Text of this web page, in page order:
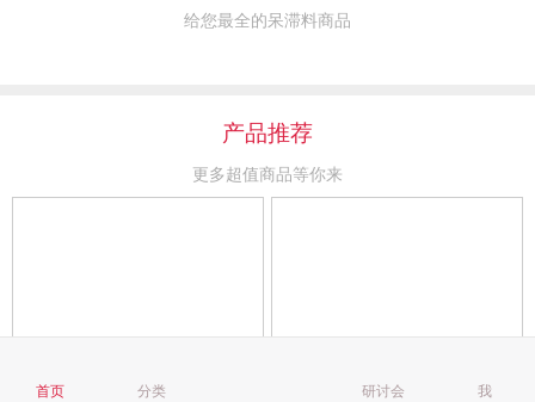
给您最全的呆滞料商品
产品推荐
更多超值商品等你来
首页 分类 研讨会 我